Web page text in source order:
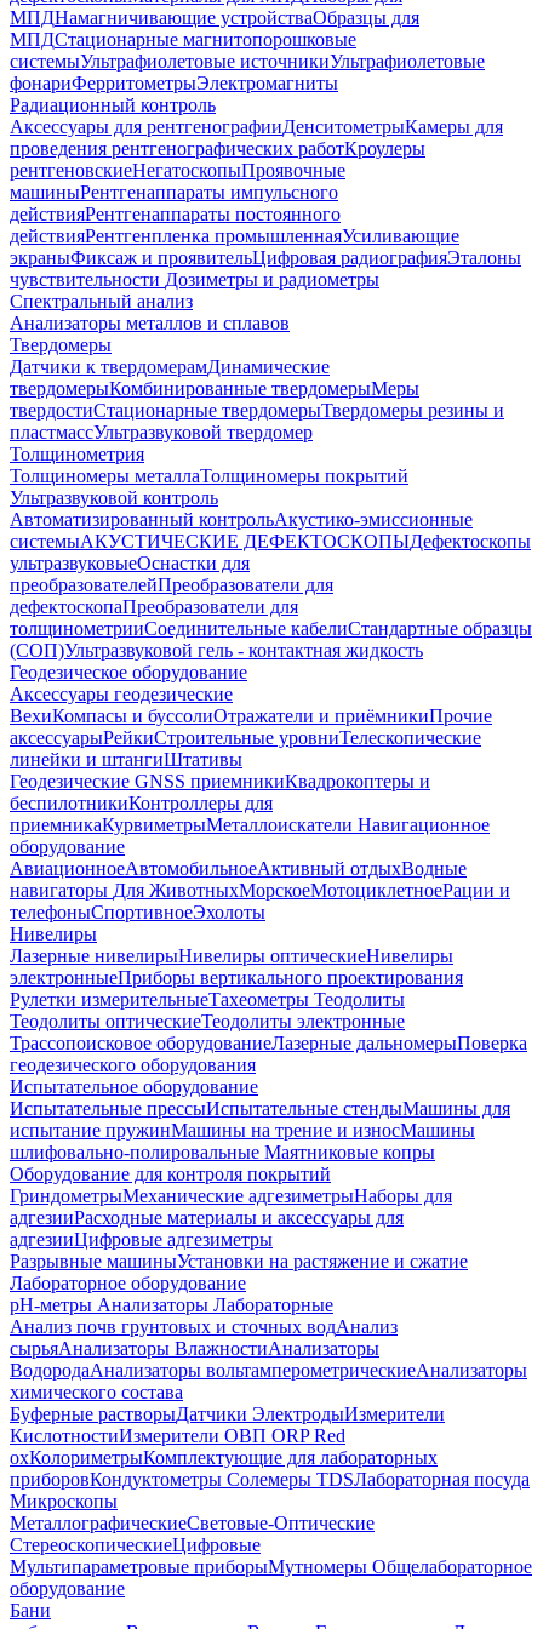
МПДНамагничивающие устройстваОбразцы для
МПДСтационарные магнитопорошковые
системыУльтрафиолетовые источникиУльтрафиолетовые
фонариФерритометрыЭлектромагниты
Радиационный контроль
Аксессуары для рентгенографииДенситометрыКамеры для
проведения рентгенографических работКроулеры
рентгеновскиеНегатоскопыПроявочные
машиныРентгенаппараты импульсного
действияРентгенаппараты постоянного
действияРентгенпленка промышленнаяУсиливающие
экраныФиксаж и проявительЦифровая радиографияЭталоны
чувствительности Дозиметры и радиометры
Спектральный анализ
Анализаторы металлов и сплавов
Твердомеры
Датчики к твердомерамДинамические
твердомерыКомбинированные твердомерыМеры
твердостиСтационарные твердомерыТвердомеры резины и
пластмассУльтразвуковой твердомер
Толщинометрия
Толщиномеры металлаТолщиномеры покрытий
Ультразвуковой контроль
Автоматизированный контрольАкустико-эмиссионные
системыАКУСТИЧЕСКИЕ ДЕФЕКТОСКОПЫДефектоскопы
ультразвуковыеОснастки для
преобразователейПреобразователи для
дефектоскопаПреобразователи для
толщинометрииСоединительные кабелиСтандартные образцы
(СОП)Ультразвуковой гель - контактная жидкость
Геодезическое оборудование
Аксессуары геодезические
ВехиКомпасы и буссолиОтражатели и приёмникиПрочие
аксессуарыРейкиСтроительные уровниТелескопические
линейки и штангиШтативы
Геодезические GNSS приемникиКвадрокоптеры и
беспилотникиКонтроллеры для
приемникаКурвиметрыМеталлоискатели Навигационное
оборудование
АвиационноеАвтомобильноеАктивный отдыхВодные
навигаторы Для ЖивотныхМорскоеМотоциклетноеРации и
телефоныСпортивноеЭхолоты
Нивелиры
Лазерные нивелирыНивелиры оптическиеНивелиры
электронныеПриборы вертикального проектирования
Рулетки измерительныеТахеометры Теодолиты
Теодолиты оптическиеТеодолиты электронные
Трассопоисковое оборудованиеЛазерные дальномерыПоверка
геодезического оборудования
Испытательное оборудование
Испытательные прессыИспытательные стендыМашины для
испытание пружинМашины на трение и износМашины
шлифовально-полировальные Маятниковые копры
Оборудование для контроля покрытий
ГриндометрыМеханические адгезиметрыНаборы для
адгезииРасходные материалы и аксессуары для
адгезииЦифровые адгезиметры
Разрывные машиныУстановки на растяжение и сжатие
Лабораторное оборудование
pH-метры Анализаторы Лабораторные
Анализ почв грунтовых и сточных водАнализ
сырьяАнализаторы ВлажностиАнализаторы
ВодородаАнализаторы вольтамперометрическиеАнализаторы
химического состава
Буферные растворыДатчики ЭлектродыИзмерители
КислотностиИзмерители ОВП ORP Red
oxКолориметрыКомплектующие для лабораторных
приборовКондуктометры Солемеры TDSЛабораторная посуда
Микроскопы
МеталлографическиеСветовые-Оптические
СтереоскопическиеЦифровые
Мультипараметровые приборыМутномеры Общелабораторное
оборудование
Бани